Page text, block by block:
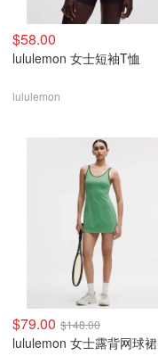
$58.00
lululemon 女士短袖T恤
lululemon
$79.00 $148.00
lululemon 女士露背网球裙